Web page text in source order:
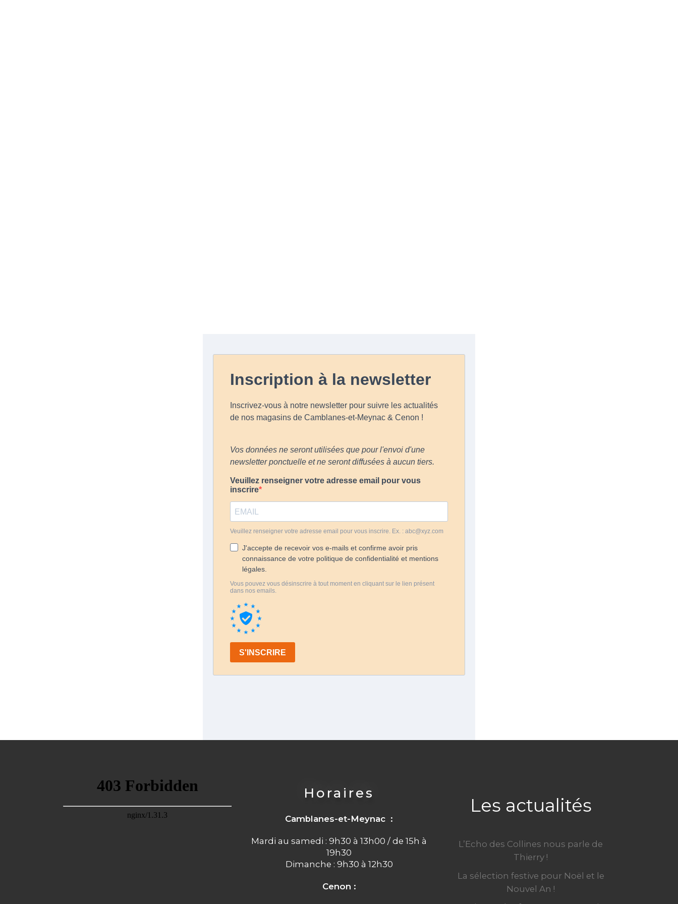
Horaires
Camblanes-et-Meynac :
Mardi au samedi : 9h30 à 13h00 / de 15h à
19h30
Dimanche : 9h30 à 12h30
Cenon :
Les actualités
L’Echo des Collines nous parle de
Thierry !
La sélection festive pour Noël et le
Nouvel An !